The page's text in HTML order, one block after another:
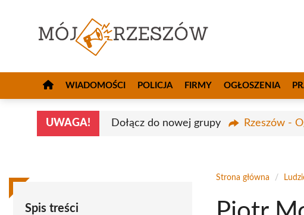
WIADOMOŚCI POLICJA FIRMY OGŁOSZENIA
UWAGA! Dołącz do nowej grupy Rzeszów -
Spis treści
Strona główna /